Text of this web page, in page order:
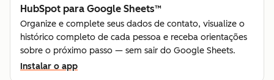
HubSpot para Google Sheets™
Organize e complete seus dados de contato, visualize o
histórico completo de cada pessoa e receba orientações
sobre o próximo passo — sem sair do Google Sheets.
Instalar o app